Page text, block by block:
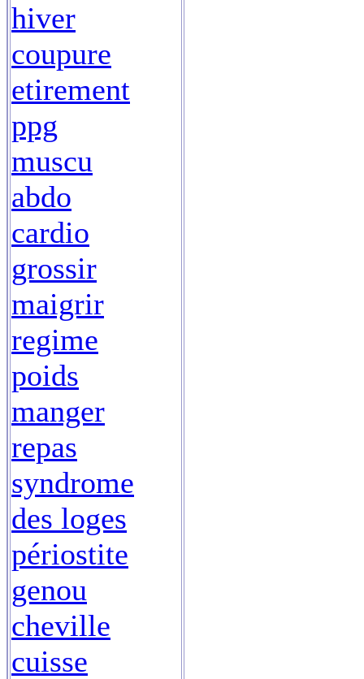
hiver
coupure
etirement
ppg
muscu
abdo
cardio
grossir
maigrir
regime
poids
manger
repas
syndrome
des loges
périostite
genou
cheville
cuisse